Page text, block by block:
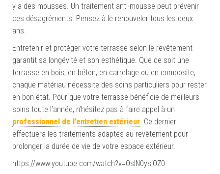
y a des mousses. Un traitement anti-mousse peut prévenir
ces désagréments. Pensez à le renouveler tous les deux
ans.
Entretenir et protéger votre terrasse selon le revêtement
garantit sa longévité et son esthétique. Que ce soit une
terrasse en bois, en béton, en carrelage ou en composite,
chaque matériau nécessite des soins particuliers pour rester
en bon état. Pour que votre terrasse bénéficie de meilleurs
soins toute l’année, n’hésitez pas à faire appel à un
professionnel de l’entretien extérieur. Ce dernier
effectuera les traitements adaptés au revêtement pour
prolonger la durée de vie de votre espace extérieur.
https://www.youtube.com/watch?v=OsIN0ysiOZ0